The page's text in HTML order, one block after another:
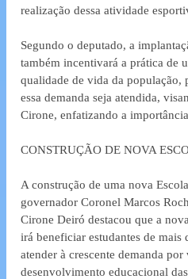
realização dessa atividade
Segundo o deputado, a
também incentivará a prática de
qualidade de vida da
essa demanda seja atendida,
Cirone, enfatizando a
CONSTRUÇÃO DE NOVA
A construção de uma nova
governador Coronel Marcos
Cirone Deiró destacou que a
irá beneficiar estudantes de
atender à crescente demanda
desenvolvimento educacional